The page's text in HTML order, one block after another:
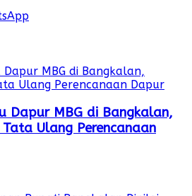
Dapur MBG di Bangkalan,
Ulang Perencanaan